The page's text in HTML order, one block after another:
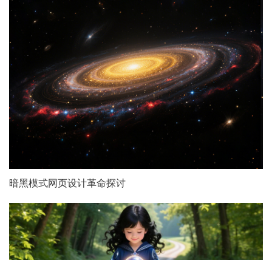
暗黑模式网页设计革命探讨